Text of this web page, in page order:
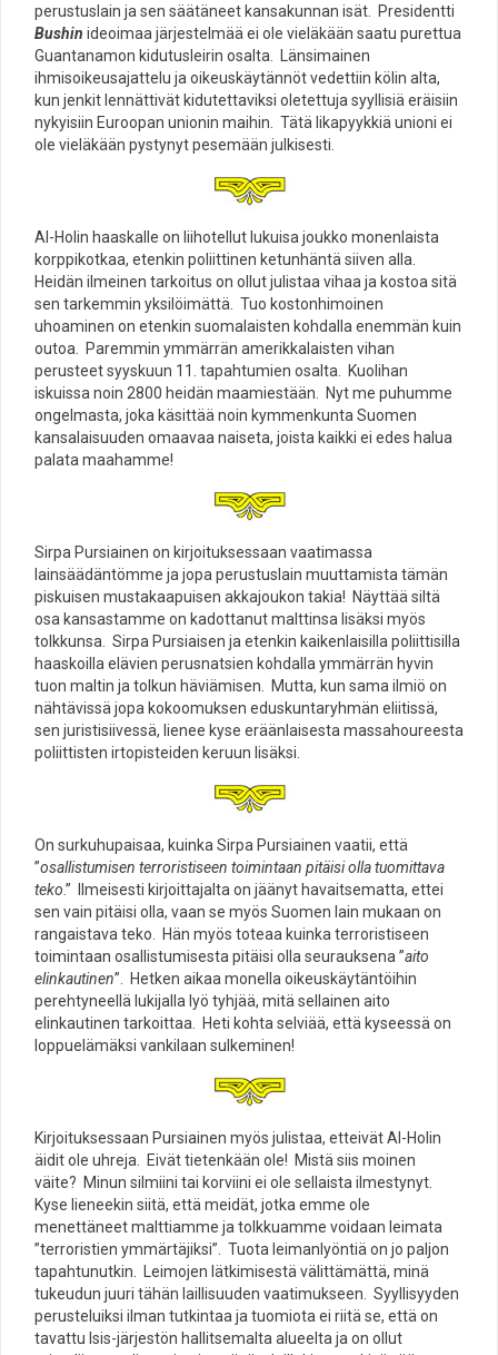
perustuslain ja sen säätäneet kansakunnan isät. Presidentti
Bushin ideoimaa järjestelmää ei ole vieläkään saatu purettua
Guantanamon kidutusleirin osalta. Länsimainen
ihmisoikeusajattelu ja oikeuskäytännöt vedettiin kölin alta,
kun jenkit lennättivät kidutettaviksi oletettuja syyllisiä eräisiin
nykyisiin Euroopan unionin maihin. Tätä likapyykkiä unioni ei
ole vieläkään pystynyt pesemään julkisesti.
Al-Holin haaskalle on liihotellut lukuisa joukko monenlaista
korppikotkaa, etenkin poliittinen ketunhäntä siiven alla.
Heidän ilmeinen tarkoitus on ollut julistaa vihaa ja kostoa sitä
sen tarkemmin yksilöimättä. Tuo kostonhimoinen
uhoaminen on etenkin suomalaisten kohdalla enemmän kuin
outoa. Paremmin ymmärrän amerikkalaisten vihan
perusteet syyskuun 11. tapahtumien osalta. Kuolihan
iskuissa noin 2800 heidän maamiestään. Nyt me puhumme
ongelmasta, joka käsittää noin kymmenkunta Suomen
kansalaisuuden omaavaa naiseta, joista kaikki ei edes halua
palata maahamme!
Sirpa Pursiainen on kirjoituksessaan vaatimassa
lainsäädäntömme ja jopa perustuslain muuttamista tämän
piskuisen mustakaapuisen akkajoukon takia! Näyttää siltä
osa kansastamme on kadottanut malttinsa lisäksi myös
tolkkunsa. Sirpa Pursiaisen ja etenkin kaikenlaisilla poliittisilla
haaskoilla elävien perusnatsien kohdalla ymmärrän hyvin
tuon maltin ja tolkun häviämisen. Mutta, kun sama ilmiö on
nähtävissä jopa kokoomuksen eduskuntaryhmän eliitissä,
sen juristisiivessä, lienee kyse eräänlaisesta massahoureesta
poliittisten irtopisteiden keruun lisäksi.
On surkuhupaisaa, kuinka Sirpa Pursiainen vaatii, että
”osallistumisen terroristiseen toimintaan pitäisi olla tuomittava
teko.” Ilmeisesti kirjoittajalta on jäänyt havaitsematta, ettei
sen vain pitäisi olla, vaan se myös Suomen lain mukaan on
rangaistava teko. Hän myös toteaa kuinka terroristiseen
toimintaan osallistumisesta pitäisi olla seurauksena ”aito
elinkautinen”. Hetken aikaa monella oikeuskäytäntöihin
perehtyneellä lukijalla lyö tyhjää, mitä sellainen aito
elinkautinen tarkoittaa. Heti kohta selviää, että kyseessä on
loppuelämäksi vankilaan sulkeminen!
Kirjoituksessaan Pursiainen myös julistaa, etteivät Al-Holin
äidit ole uhreja. Eivät tietenkään ole! Mistä siis moinen
väite? Minun silmiini tai korviini ei ole sellaista ilmestynyt.
Kyse lieneekin siitä, että meidät, jotka emme ole
menettäneet malttiamme ja tolkkuamme voidaan leimata
”terroristien ymmärtäjiksi”. Tuota leimanlyöntiä on jo paljon
tapahtunutkin. Leimojen lätkimisestä välittämättä, minä
tukeudun juuri tähän laillisuuden vaatimukseen. Syyllisyyden
perusteluiksi ilman tutkintaa ja tuomiota ei riitä se, että on
tavattu Isis-järjestön hallitsemalta alueelta ja on ollut